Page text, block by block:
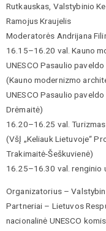
Rutkauskas, Valstybinio
Ramojus Kraujelis
Moderatorės Andrijana
16.15–16.20 val. Kauno
UNESCO Pasaulio
(Kauno modernizmo
UNESCO Pasaulio
Drėmaitė)
16.20–16.25 val.
(VšĮ „Keliauk Lietuvoje“
Trakimaitė-Šeškuvienė)
16.25–16.30 val. renginio
Organizatorius –
Partneriai – Lietuvos
nacionalinė UNESCO